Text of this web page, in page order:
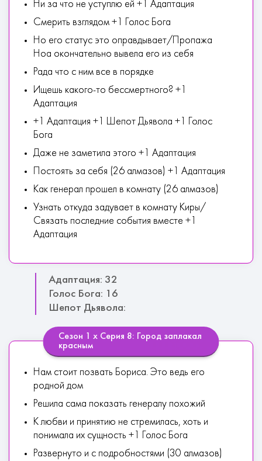
Ни за что не уступлю ей +1 Адаптация
Смерить взглядом +1 Голос Бога
Но его статус это оправдывает/Пропажа
Ноа окончательно вывела его из себя
Рада что с ним все в порядке
Ищешь какого-то бессмертного? +1
Адаптация
+1 Адаптация +1 Шепот Дьявола +1 Голос
Бога
Даже не заметила этого +1 Адаптация
Постоять за себя (26 алмазов) +1 Адаптация
Как генерал прошел в комнату (26 алмазов)
Узнать откуда задувает в комнату Киры/
Связать последние события вместе +1
Адаптация
Адаптация: 32
Голос Бога: 16
Шепот Дьявола:
Сезон 1 х Серия 8: Город заплакал
красным
Нам стоит позвать Бориса. Это ведь его
родной дом
Решила сама показать генералу похожий
К любви и принятию не стремилась, хоть и
понимала их сущность +1 Голос Бога
Развернуто и с подробностями (30 алмазов)